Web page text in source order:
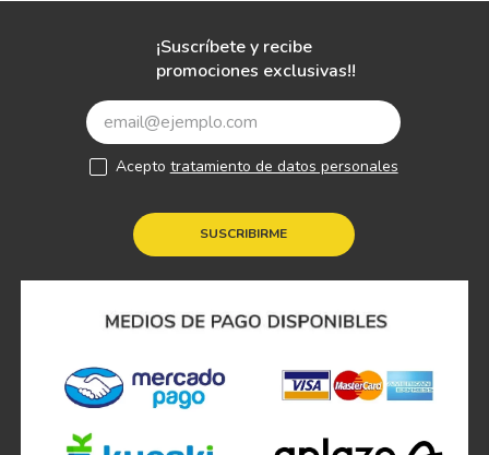
80 sucursales Atención personalizada
¡Suscríbete y recibe
promociones exclusivas!!
SUSCRIBIRME